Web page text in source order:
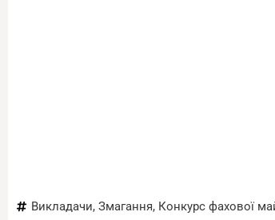
Викладачи, Змагання, Конкурс фахової